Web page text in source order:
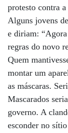
protesto contra
Alguns jovens
e diriam:
regras do novo
Quem
montar um
as máscaras.
Mascarados
governo. A
esconder no